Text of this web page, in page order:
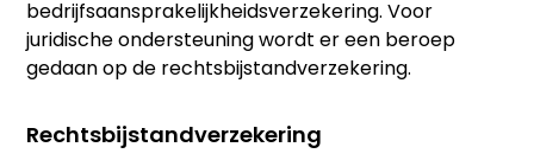
bedrijfsaansprakelijkheidsverzekering. Voor
juridische ondersteuning wordt er een beroep
gedaan op de rechtsbijstandverzekering.
Rechtsbijstandverzekering